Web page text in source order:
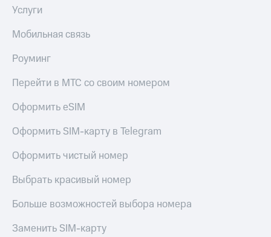
Услуги
Мобильная связь
Роуминг
Перейти в МТС со своим номером
Оформить eSIM
Оформить SIM-карту в Telegram
Оформить чистый номер
Выбрать красивый номер
Больше возможностей выбора номера
Заменить SIM-карту